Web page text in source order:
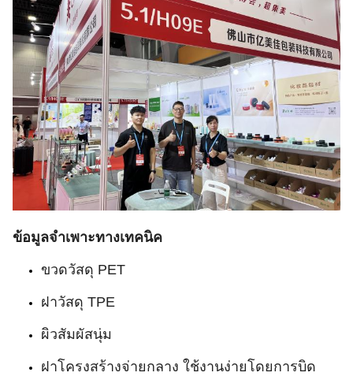
ข้อมูลจำเพาะทางเทคนิค
ขวดวัสดุ PET
ฝาวัสดุ TPE
ผิวสัมผัสนุ่ม
ฝาโครงสร้างจ่ายกลาง ใช้งานง่ายโดยการบิด